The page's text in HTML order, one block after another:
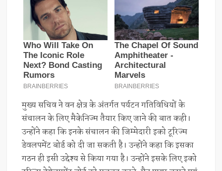
मुख्य सचिव ने वन क्षेत्र के अंतर्गत पर्यटन गतिविधियों के
संचालन के लिए मैकेनिज्म तैयार किए जाने की बात कही।
उन्होंने कहा कि इनके संचालन की जिम्मेदारी इको टूरिज्म
डेवलपमेंट बोर्ड को दी जा सकती है। उन्होंने कहा कि इसका
गठन ही इसी उद्देश्य से किया गया है। उन्होंने इसके लिए इको